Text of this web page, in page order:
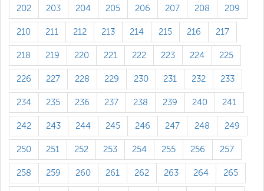
202 203 204 205 206 207 208 209
210 211 212 213 214 215 216 217
218 219 220 221 222 223 224 225
226 227 228 229 230 231 232 233
234 235 236 237 238 239 240 241
242 243 244 245 246 247 248 249
250 251 252 253 254 255 256 257
258 259 260 261 262 263 264 265